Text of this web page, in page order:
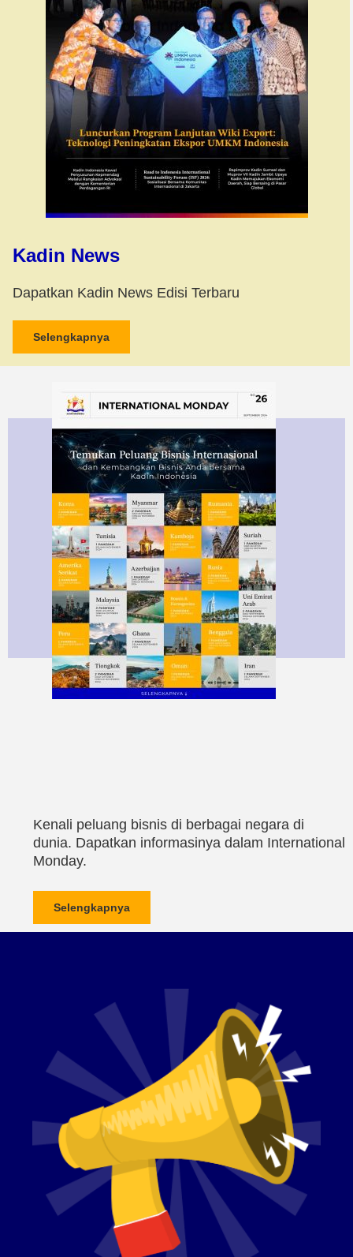
Kadin News
Dapatkan Kadin News Edisi Terbaru
Selengkapnya
Kenali peluang bisnis di berbagai negara di
dunia. Dapatkan informasinya dalam International
Monday.
Selengkapnya